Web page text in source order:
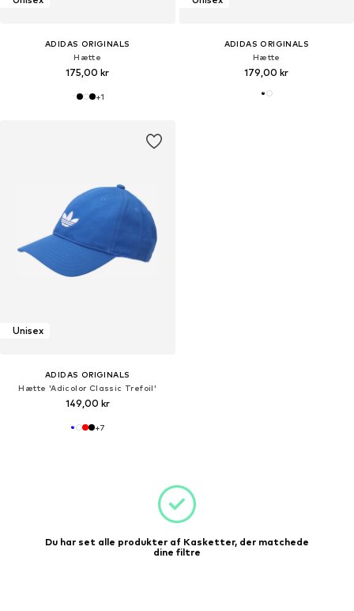
ADIDAS ORIGINALS
Hætte
175,00 kr
+1
ADIDAS ORIGINALS
Hætte
179,00 kr
Unisex
ADIDAS ORIGINALS
Hætte 'Adicolor Classic Trefoil'
149,00 kr
+7
Du har set alle produkter af Kasketter, der matchede
dine filtre